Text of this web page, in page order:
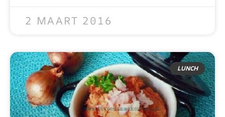
2 MAART 2016
LUNCH